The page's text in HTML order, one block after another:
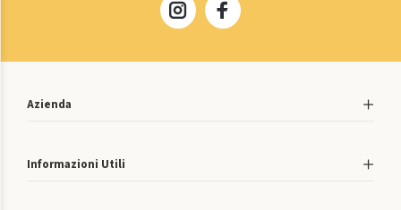
Azienda
Informazioni Utili